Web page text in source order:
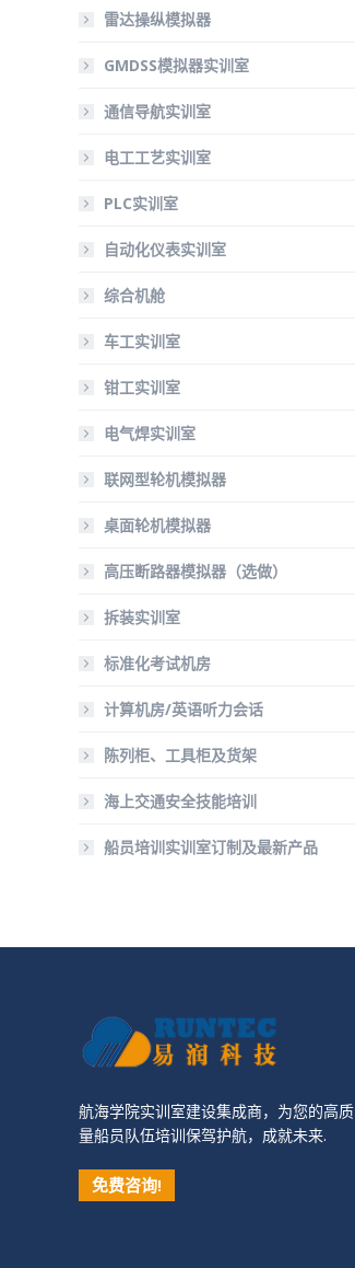
雷达操纵模拟器
GMDSS模拟器实训室
通信导航实训室
电工工艺实训室
PLC实训室
自动化仪表实训室
综合机舱
车工实训室
钳工实训室
电气焊实训室
联网型轮机模拟器
桌面轮机模拟器
高压断路器模拟器（选做）
拆装实训室
标准化考试机房
计算机房/英语听力会话
陈列柜、工具柜及货架
海上交通安全技能培训
船员培训实训室订制及最新产品
航海学院实训室建设集成商，为您的高质
量船员队伍培训保驾护航，成就未来.
免费咨询!